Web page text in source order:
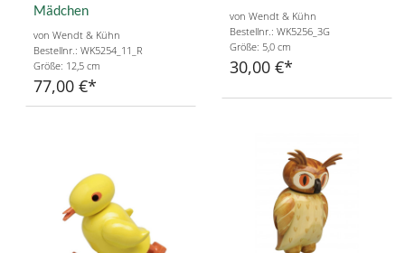
Mädchen
von Wendt & Kühn
Bestellnr.: WK5254_11_R
Größe: 12,5 cm
77,00 €
von Wendt & Kühn
Bestellnr.: WK5256_3G
Größe: 5,0 cm
30,00 €